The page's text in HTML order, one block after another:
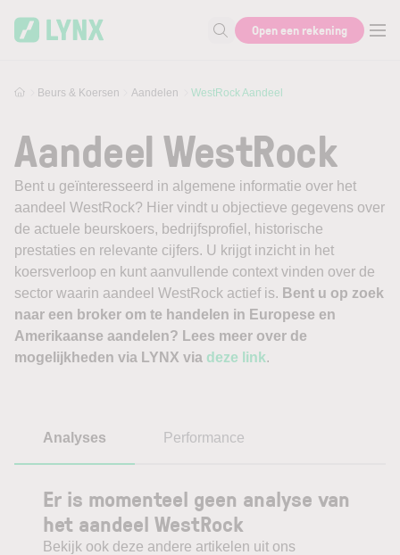
Zoek naar informatie
Open een rekening
Beurs & Koersen Aandelen WestRock Aandeel
Aandeel WestRock
Bent u geïnteresseerd in algemene informatie over het
aandeel WestRock? Hier vindt u objectieve gegevens over
de actuele beurskoers, bedrijfsprofiel, historische
prestaties en relevante cijfers. U krijgt inzicht in het
koersverloop en kunt aanvullende context vinden over de
sector waarin aandeel WestRock actief is. Bent u op zoek
naar een broker om te handelen in Europese en
Amerikaanse aandelen? Lees meer over de
mogelijkheden via LYNX via deze link.
Analyses Performance
Er is momenteel geen analyse van
het aandeel WestRock
Bekijk ook deze andere artikelen uit ons